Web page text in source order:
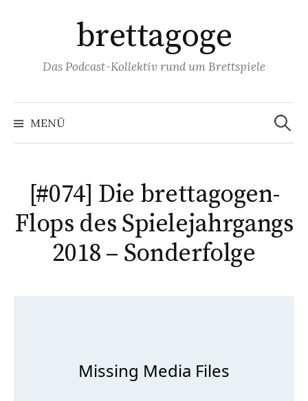
brettagoge
Das Podcast-Kollektiv rund um Brettspiele
MENÜ
Suchen
nach:
[#074] Die brettagogen-
Flops des Spielejahrgangs
2018 – Sonderfolge